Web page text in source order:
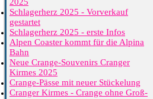
Schlagerherz 2025 - Vorverkauf
gestartet
Schlagerherz 2025 - erste Infos
Alpen Coaster kommt für die Alpina
Bahn
Neue Crange-Souvenirs Cranger
Kirmes 2025
Crange-Pässe mit neuer Stückelung
Cranger Kirmes - Crange ohne Groß-